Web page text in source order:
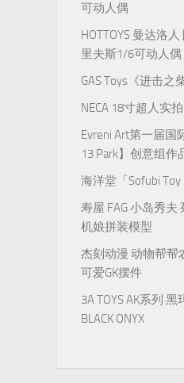
可动人偶
HOTTOYS 曼达洛
里夫斯1/6可动人偶
GAS Toys《进击之
NECA 18寸超人实
Evreni Art第一届国
13 Park】创意组作
海洋堂「Sofubi Toy
寿屋 FAG 小岛秀夫
机娘拼装模型
杰刻动漫 动物帮帮
可爱GK摆件
3A TOYS AK系列
BLACK ONYX